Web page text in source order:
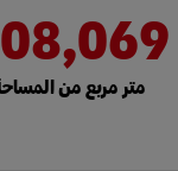
متر مربع من